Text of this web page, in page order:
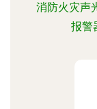
消防火灾声
报警